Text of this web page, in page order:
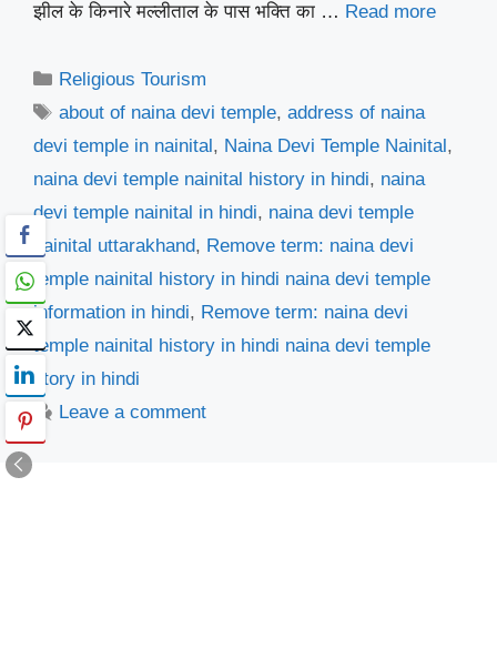
झील के किनारे मल्लीताल के पास भक्ति का … Read more
Categories
Religious Tourism
Tags
about of naina devi temple,address of naina
devi temple in nainital, Naina Devi Temple Nainital,
naina devi temple nainital history in hindi, naina
devi temple nainital in hindi, naina devi temple
nainital uttarakhand, Remove term: naina devi
temple nainital history in hindi naina devi temple
information in hindi, Remove term: naina devi
temple nainital history in hindi naina devi temple
story in hindi
Leave a comment